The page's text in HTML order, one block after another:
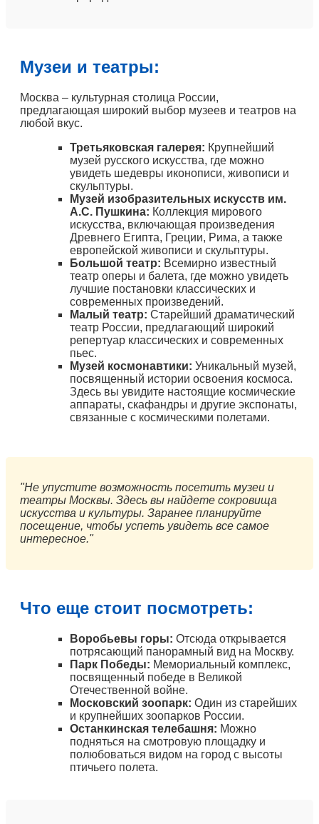
Музеи и театры:
Москва – культурная столица России,
предлагающая широкий выбор музеев и театров на
любой вкус.
Третьяковская галерея: Крупнейший
музей русского искусства, где можно
увидеть шедевры иконописи, живописи и
скульптуры.
Музей изобразительных искусств им.
А.С. Пушкина: Коллекция мирового
искусства, включающая произведения
Древнего Египта, Греции, Рима, а также
европейской живописи и скульптуры.
Большой театр: Всемирно известный
театр оперы и балета, где можно увидеть
лучшие постановки классических и
современных произведений.
Малый театр: Старейший драматический
театр России, предлагающий широкий
репертуар классических и современных
пьес.
Музей космонавтики: Уникальный музей,
посвященный истории освоения космоса.
Здесь вы увидите настоящие космические
аппараты, скафандры и другие экспонаты,
связанные с космическими полетами.
"Не упустите возможность посетить музеи и
театры Москвы. Здесь вы найдете сокровища
искусства и культуры. Заранее планируйте
посещение, чтобы успеть увидеть все самое
интересное."
Что еще стоит посмотреть:
Воробьевы горы: Отсюда открывается
потрясающий панорамный вид на Москву.
Парк Победы: Мемориальный комплекс,
посвященный победе в Великой
Отечественной войне.
Московский зоопарк: Один из старейших
и крупнейших зоопарков России.
Останкинская телебашня: Можно
подняться на смотровую площадку и
полюбоваться видом на город с высоты
птичьего полета.